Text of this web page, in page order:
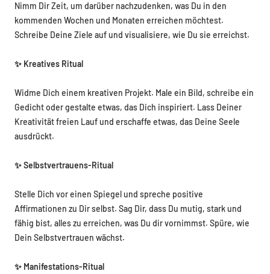
Nimm Dir Zeit, um darüber nachzudenken, was Du in den
kommenden Wochen und Monaten erreichen möchtest.
Schreibe Deine Ziele auf und visualisiere, wie Du sie erreichst.
✨ Kreatives Ritual
Widme Dich einem kreativen Projekt. Male ein Bild, schreibe ein
Gedicht oder gestalte etwas, das Dich inspiriert. Lass Deiner
Kreativität freien Lauf und erschaffe etwas, das Deine Seele
ausdrückt.
✨ Selbstvertrauens-Ritual
Stelle Dich vor einen Spiegel und spreche positive
Affirmationen zu Dir selbst. Sag Dir, dass Du mutig, stark und
fähig bist, alles zu erreichen, was Du dir vornimmst. Spüre, wie
Dein Selbstvertrauen wächst.
✨ Manifestations-Ritual